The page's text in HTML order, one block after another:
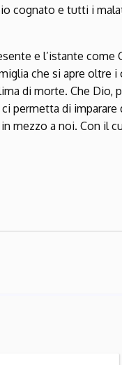
cognato e tutti i
e l’istante come
che si apre oltre
di morte. Che Dio,
permetta di imparare
mezzo a noi. Con il